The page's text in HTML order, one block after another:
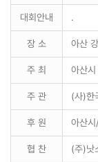
대회안내 .
장 소 아산
주 최 아산시
주 관 (사)한
후 원 아산시
협 찬 (주)낫